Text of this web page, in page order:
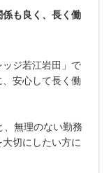
も良く、長く働
ジ若江岩田」で
安心して長く働
無理のない勤務
切にしたい方に